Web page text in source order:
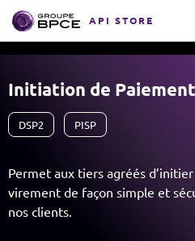
Aller au contenu principal
GROUP BPCE
API STORE
Initiation de Paiement
DSP2 PISP
Permet aux tiers agréés
virement de façon simple et
nos clients.